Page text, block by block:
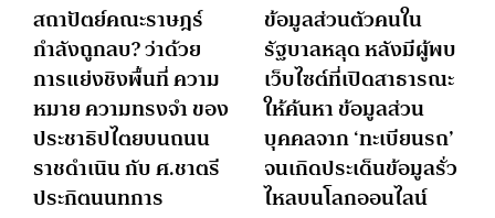
สถาปัตย์คณะราษฎร์
กำลังถูกลบ? ว่าด้วย
การแย่งชิงพื้นที่ ความ
หมาย ความทรงจำ ของ
ประชาธิปไตยบนถนน
ราชดำเนิน กับ ศ.ชาตรี
ประกิตนนทการ
ข้อมูลส่วนตัวคนใน
รัฐบาลหลุด หลังมีผู้พบ
เว็บไซต์ที่เปิดสาธารณะ
ให้ค้นหา ข้อมูลส่วน
บุคคลจาก ‘ทะเบียนรถ’
จนเกิดประเด็นข้อมูลรั่ว
ไหลบนโลกออนไลน์